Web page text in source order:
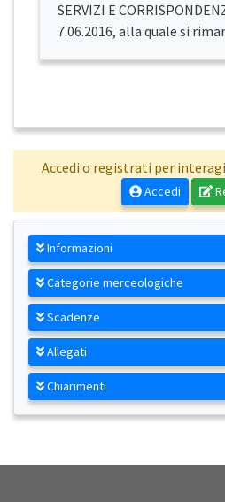
SERVIZI E
7.06.2016, alla quale si
Accedi o registrati per
Accedi
Informazioni
Categorie merceologiche
Scadenze
Allegati
Chiarimenti